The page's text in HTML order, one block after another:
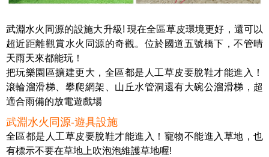
武淵水火同源的設施大升級! 現在全區草皮環境更好，還可以
超近距離觀賞水火同源的奇觀。位於國道五號橋下，不管晴
天雨天來都能玩！
把玩樂園區擴建更大，全區都是人工草皮要脫鞋才能進入！
滾輪溜滑梯、攀爬網架、山丘水管洞還有大碗公溜滑梯，超
適合雨備的放電遊戲場
武淵水火同源-遊具設施
全區都是人工草皮要脫鞋才能進入！寵物不能進入草地，也
有標示不要在草地上吹泡泡維護草地喔!